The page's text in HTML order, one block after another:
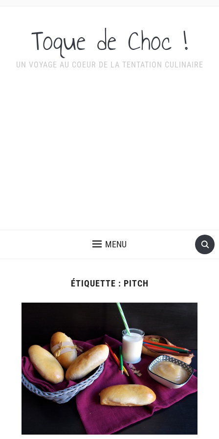
Toque de Choc !
UN VOYAGE AU COEUR DE LA TENTATION CULINAIRE
MENU
ÉTIQUETTE : PITCH